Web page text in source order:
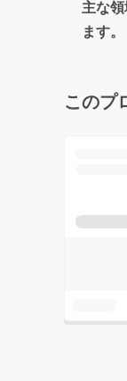
主な
ます。
このプ